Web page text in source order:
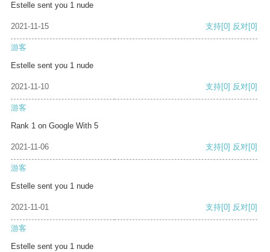
Estelle sent you 1 nude
2021-11-15 支持[0] 反对[0]
游客
Estelle sent you 1 nude
2021-11-10 支持[0] 反对[0]
游客
Rank 1 on Google With 5
2021-11-06 支持[0] 反对[0]
游客
Estelle sent you 1 nude
2021-11-01 支持[0] 反对[0]
游客
Estelle sent you 1 nude